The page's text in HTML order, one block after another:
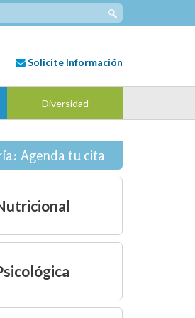
Search
for:
Solicite Información
Diversidad
Agenda tu cita